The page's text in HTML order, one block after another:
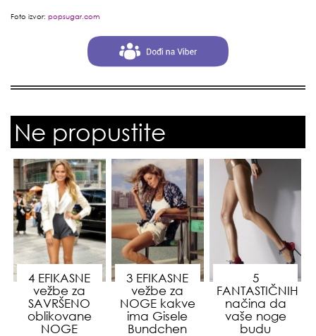
Foto izvor: popsugar.com
Ne propustite
4 EFIKASNE
vežbe za
SAVRŠENO
oblikovane
NOGE
3 EFIKASNE
vežbe za
NOGE kakve
ima Gisele
Bundchen
5
FANTASTIČNIH
načina da
vaše noge
budu